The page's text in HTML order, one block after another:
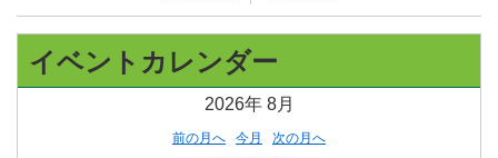
イベントカレンダー
2026年 8月
前の月へ 今月 次の月へ